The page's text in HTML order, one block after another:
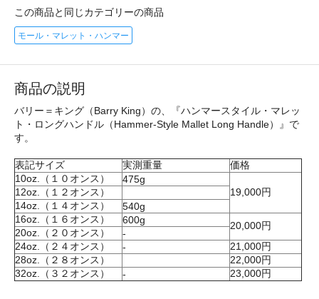
この商品と同じカテゴリーの商品
モール・マレット・ハンマー
商品の説明
バリー＝キング（Barry King）の、『ハンマースタイル・マレッ
ト・ロングハンドル（Hammer-Style Mallet Long Handle）』で
す。
表記サイズ 実測重量
価格
10oz.（１０オンス）
475g
19,000円
12oz.（１２オンス）
14oz.（１４オンス）
540g
16oz.（１６オンス）
600g 20,000円
20oz.（２０オンス）
-
24oz.（２４オンス）
-
21,000円
28oz.（２８オンス）
22,000円
32oz.（３２オンス）
- 23,000円